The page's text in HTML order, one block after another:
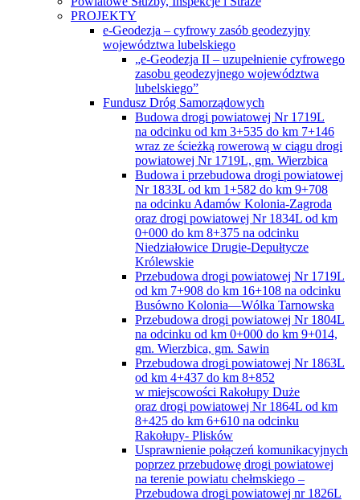
PROJEKTY
e-Geodezja – cyfrowy zasób geodezyjny
województwa lubelskiego
„e-Geodezja II – uzupełnienie cyfrowego
zasobu geodezyjnego województwa
lubelskiego”
Fundusz Dróg Samorządowych
Budowa drogi powiatowej Nr 1719L
na odcinku od km 3+535 do km 7+146
wraz ze ścieżką rowerową w ciągu drogi
powiatowej Nr 1719L, gm. Wierzbica
Budowa i przebudowa drogi powiatowej
Nr 1833L od km 1+582 do km 9+708
na odcinku Adamów Kolonia-Zagroda
oraz drogi powiatowej Nr 1834L od km
0+000 do km 8+375 na odcinku
Niedziałowice Drugie-Depułtycze
Królewskie
Przebudowa drogi powiatowej Nr 1719L
od km 7+908 do km 16+108 na odcinku
Busówno Kolonia—Wólka Tarnowska
Przebudowa drogi powiatowej Nr 1804L
na odcinku od km 0+000 do km 9+014,
gm. Wierzbica, gm. Sawin
Przebudowa drogi powiatowej Nr 1863L
od km 4+437 do km 8+852
w miejscowości Rakołupy Duże
oraz drogi powiatowej Nr 1864L od km
8+425 do km 6+610 na odcinku
Rakołupy- Plisków
Usprawnienie połączeń komunikacyjnych
poprzez przebudowę drogi powiatowej
na terenie powiatu chełmskiego –
Przebudowa drogi powiatowej nr 1826L